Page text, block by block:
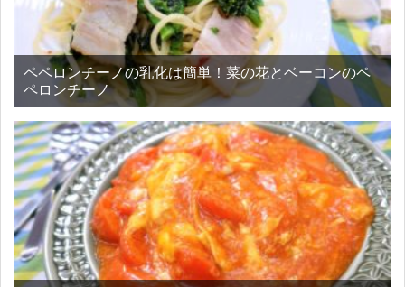
ペペロンチーノの乳化は簡単！菜の花とベーコンのペ
ペロンチーノ